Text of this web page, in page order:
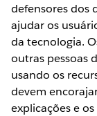
defensores dos
ajudar os
da tecnologia.
outras pessoas
usando os
devem
explicações e